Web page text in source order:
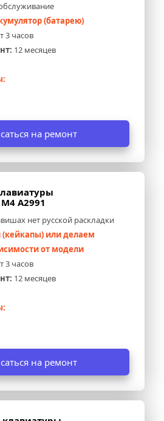
(батарею)
3 часов
12 месяцев
на ремонт
A2991
нет русской раскладки
или делаем
от модели
3 часов
12 месяцев
на ремонт